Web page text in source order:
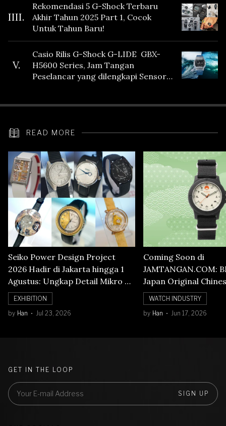
IIII.
Rekomendasi 5 G-Shock Terbaru
Akhir Tahun 2025 Part 1, Cocok
Untuk Tahun Baru!
V.
Casio Rilis G-Shock G-LIDE GBX-
H5600 Series, Jam Tangan
Peselancar yang dilengkapi Sensor
READ MORE
Seiko Power Design Project
2026 Hadir di Jakarta hingga 1
Agustus: Ungkap Detail Mikro di
Balik Seni Watchmaking
EXHIBITION
by Han Jul 23, 2026
Coming Soon di
JAMTANGAN.COM:
Japan Original
Numerals Watch
WATCH INDUSTRY
by Han Jun 17, 2026
GET IN THE LOOP
SIGN UP